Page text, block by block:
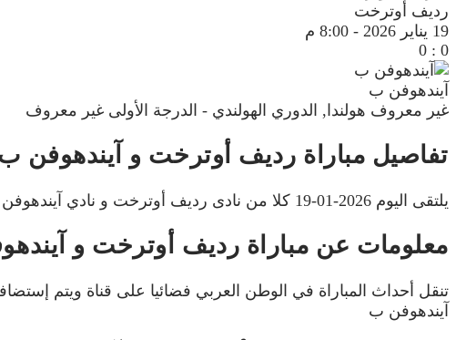
رديف أوترخت
19 يناير 2026
- 8:00 م
0
:
0
آيندهوفن ب
غير معروف هولندا, الدوري الهولندي - الدرجة الأولى غير معروف
تفاصيل مباراة رديف أوترخت و آيندهوفن
يلتقى اليوم 2026-01-19 كلا من نادى رديف أوترخت و نادي آيندهوفن ب فى بطولة هولندا, الدوري الهولندي - الدرجة الأولى فى تمام الساعه 20:00 بتوقيت مصر.
معلومات عن مباراة رديف أوترخت و آيندهوفن ب
تنقل أحداث المباراة في الوطن العربي فضائيا على قناة ويتم
آيندهوفن ب